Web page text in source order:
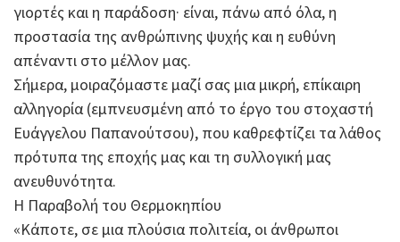
γιορτές και η παράδοση· είναι, πάνω από όλα, η
προστασία της ανθρώπινης ψυχής και η ευθύνη
απέναντι στο μέλλον μας.
Σήμερα, μοιραζόμαστε μαζί σας μια μικρή, επίκαιρη
αλληγορία (εμπνευσμένη από το έργο του στοχαστή
Ευάγγελου Παπανούτσου), που καθρεφτίζει τα λάθος
πρότυπα της εποχής μας και τη συλλογική μας
ανευθυνότητα.
Η Παραβολή του Θερμοκηπίου
«Κάποτε, σε μια πλούσια πολιτεία, οι άνθρωποι